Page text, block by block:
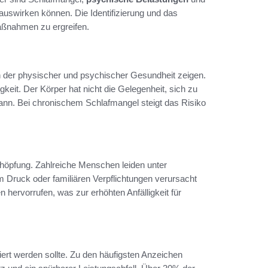
können. Die Identifizierung und das
zu ergreifen.
der physischer und psychischer Gesundheit zeigen.
Der Körper hat nicht die Gelegenheit, sich zu
Bei chronischem Schlafmangel steigt das Risiko
Zahlreiche Menschen leiden unter
Druck oder familiären Verpflichtungen verursacht
hervorrufen, was zur erhöhten Anfälligkeit für
werden sollte. Zu den häufigsten Anzeichen